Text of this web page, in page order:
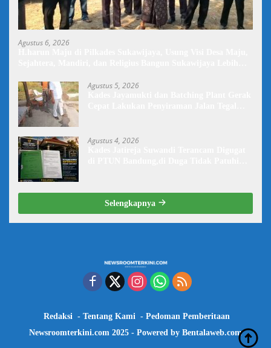
Agustus 6, 2026
Agustus 5, 2026
Agustus 4, 2026
Selengkapnya
Redaksi Tentang Kami
Pedoman Pemberitaan
Newsroomterkini.com 2025 - Powered by Bentalaweb.com